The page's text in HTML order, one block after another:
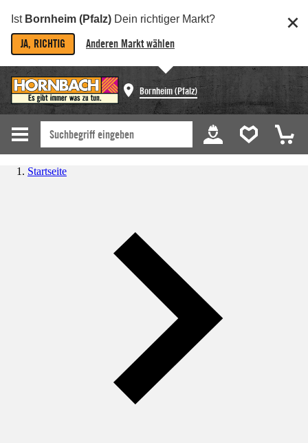
Ist Bornheim (Pfalz) Dein richtiger Markt?
JA, RICHTIG Anderen Markt wählen
Bornheim (Pfalz)
Startseite